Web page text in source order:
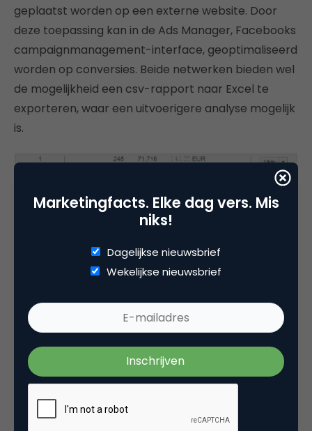
geplaatst worden op een externe website. Door
deze toepassing kan in de Ads Manager, Facebooks
campaignmanagement-interface, geoptimaliseerd
worden op conversies. Beide netwerken bieden wel
de mogelijkheid een csv-rapport naar Excel te
exporteren, waar een uitvoerigere analyse mogelijk
is.
Resultaten
Als laatste en zeker niet minst belangrijke: welk
netwerk levert het meeste rendement per
geïnvesteerde euro op voor deze campagne? Voor
Marketingfacts. Elke dag vers. Mis
niks!
Dagelijkse nieuwsbrief
Wekelijkse nieuwsbrief